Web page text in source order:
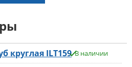
круглая ILT159 В наличии